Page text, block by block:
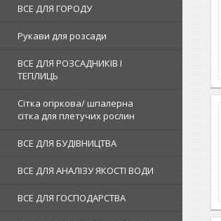
ВСЕ ДЛЯ ГОРОДУ
Рукави для розсади
ВСЕ ДЛЯ РОЗСАДНИКІВ І
ТЕПЛИЦЬ
Сітка огіркова/ шпалерна
сітка для плетучих рослин
ВСЕ ДЛЯ БУДІВНИЦТВА
ВСЕ ДЛЯ АНАЛІЗУ ЯКОСТІ ВОДИ
ВСЕ ДЛЯ ГОСПОДАРСТВА